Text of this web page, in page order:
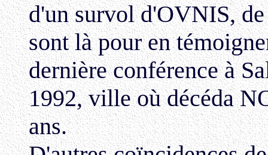
d'un survol d'OVNIS,
sont là pour en
dernière conférence à
1992, ville où décéda
ans.